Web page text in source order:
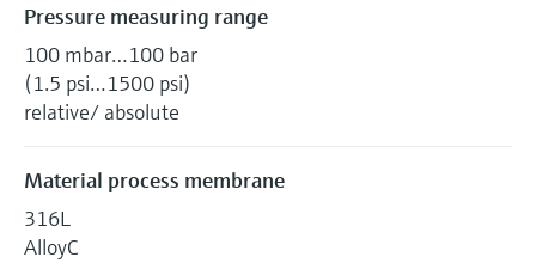
Pressure measuring range
100 mbar…100 bar
(1.5 psi…1500 psi)
relative/ absolute
Material process membrane
316L
AlloyC